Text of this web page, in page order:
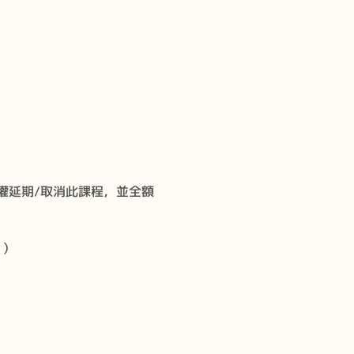
延期/取消此課程，並全額